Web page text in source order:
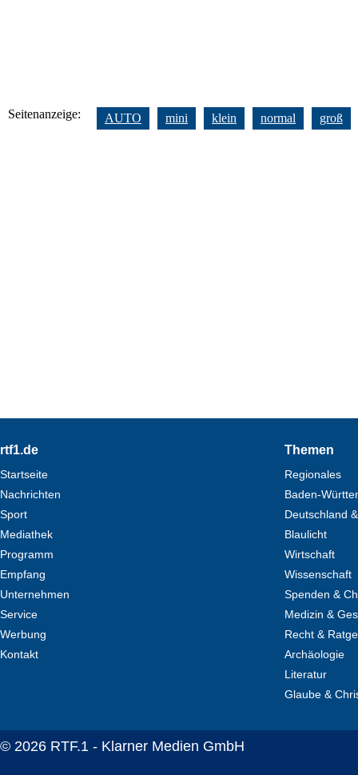
Seitenanzeige: AUTO mini klein normal groß
Footer
© 2026 RTF.1 - Klarner Medien GmbH
rtf1.de
Startseite
Nachrichten
Sport
Mediathek
Programm
Empfang
Unternehmen
Service
Werbung
Kontakt
Themen
Regionales
Baden-
Deutschland
Blaulicht
Wirtschaft
Wissenschaft
Spenden &
Medizin &
Recht &
Archäologie
Literatur
Glaube &